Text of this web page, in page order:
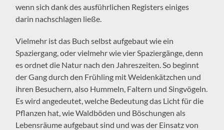
wenn sich dank des ausführlichen Registers einiges
darin nachschlagen ließe.
Vielmehr ist das Buch selbst aufgebaut wie ein
Spaziergang, oder vielmehr wie vier Spaziergänge, denn
es ordnet die Natur nach den Jahreszeiten. So beginnt
der Gang durch den Frühling mit Weidenkätzchen und
ihren Besuchern, also Hummeln, Faltern und Singvögeln.
Es wird angedeutet, welche Bedeutung das Licht für die
Pflanzen hat, wie Waldböden und Böschungen als
Lebensräume aufgebaut sind und was der Einsatz von